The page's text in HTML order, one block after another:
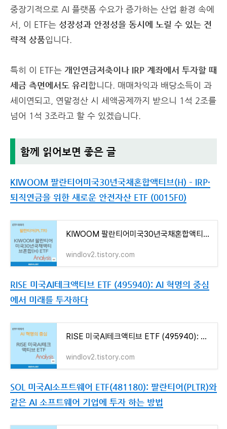
중장기적으로 AI 플랫폼 수요가 증가하는 산업 환경 속에
서, 이 ETF는 성장성과 안정성을 동시에 노릴 수 있는 전
략적 상품입니다.
특히 이 ETF는 개인연금저축이나 IRP 계좌에서 투자할 때
세금 측면에서도 유리 합니다. 매매차익과 배당소득이 과
세이연되고, 연말정산 시 세액공제까지 받으니 1석 2조를
넘어 1석 3조라고 할 수 있겠습니다.
함께 읽어보면 좋은 글
KIWOOM 팔란티어미국30년국채혼합액티브(H) – IRP·
퇴직연금을 위한 새로운 안전자산 ETF (0015F0)
KIWOOM 팔란티어미국30년국채혼합액티브(H) – IRP·퇴직연금을 위한 새로운 안전자산 ETF (0015F0)
windlov2.tistory.com
RISE 미국AI테크액티브 ETF (495940): AI 혁명의 중심
에서 미래를 투자하다
RISE 미국AI테크액티브 ETF (495940): AI 혁명의 중심에서 미래를 투자하다
windlov2.tistory.com
SOL 미국AI소프트웨어 ETF(481180): 팔란티어(PLTR)와
같은 AI 소프트웨어 기업에 투자 하는 방법